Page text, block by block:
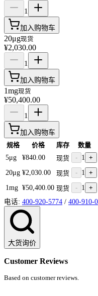
1
加入购物车
20μg现货
¥2,030.00
1
加入购物车
1mg现货
¥50,400.00
1
加入购物车
规格 价格 库存 数量
5μg
¥840.00 现货 - 1 +
20μg ¥2,030.00 现货 - 1 +
1mg ¥50,400.00 现货 - 1 +
电话: 400-920-5774 / 400-910-
大货询价
Customer Reviews
Based on customer reviews.